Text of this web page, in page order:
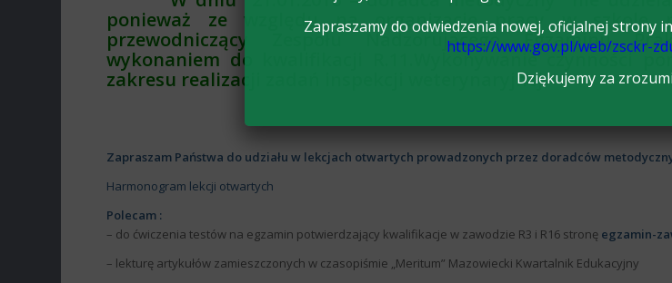
ponieważ ze względu na organizację pracy w szkole
przewodniczący Zespołu Nadzorującego Egzaminu
wykonaniem do kwalifikacji R.11.Wykonywanie czynności
zakresu realizacji zadań inspekcji weterynaryjnej
Zapraszam Państwa do udziału w lekcjach otwartych prowadzonych przez doradców
Harmonogram lekcji otwartych
Polecam :
– do ćwiczenia testów na egzamin potwierdzający kwalifikacje w zawodzie R3 i R16 stronę egzamin-
– lekturę artykułów zamieszczonych w czasopiśmie „Meritum” Mazowiecki Kwartalnik Edukacyjny
Zapraszamy do odwiedzenia nowej, oficjalnej strony
https://www.gov.pl/web/zsckr-
Dziękujemy za